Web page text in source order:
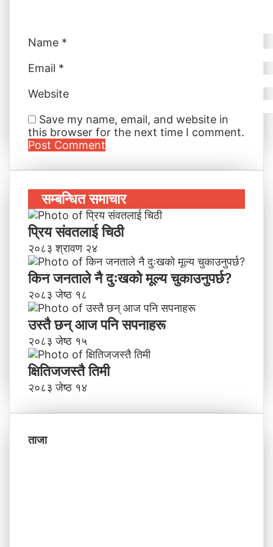
Name *
Email *
Website
Save my name, email, and website in
this browser for the next time I comment.
सम्बन्धित समाचार
प्रिय संवतलाई चिठी
२०८३ श्रावण २४
किन जनताले नै दुःखको मूल्य चुकाउनुपर्छ?
२०८३ जेष्ठ १८
उस्तै छन् आज पनि सपनाहरू
२०८३ जेष्ठ १५
क्षितिजजस्तै तिमी
२०८३ जेष्ठ १४
ताजा